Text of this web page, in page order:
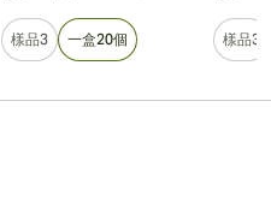
樣品3 一盒20個 樣品3